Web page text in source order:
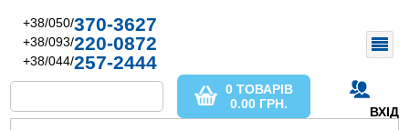
+38/050/370-3627
+38/093/220-0872
+38/044/257-2444
ВХІД
0 ТОВАРІВ
0.00 ГРН.